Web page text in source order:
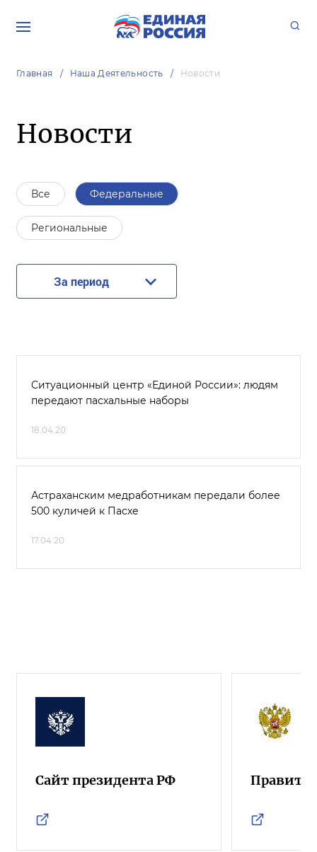
Главная Наша Деятельность Новости
Новости
Все Федеральные
Региональные
За период
Ситуационный центр «Единой России»: людям
передают пасхальные наборы
18.04.20
Астраханским медработникам передали более
500 куличей к Пасхе
17.04.20
Сайт президента РФ